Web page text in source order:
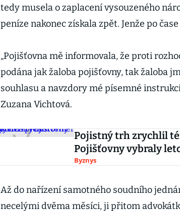
tedy musela o zaplacení vysouzeného
peníze nakonec získala zpět. Jenže po
„Pojišťovna mě informovala, že proti
podána jak žaloba pojišťovny, tak žaloba
souhlasu a navzdory mé písemné
Zuzana Vichtová.
Pojistný trh zrychlil
Pojišťovny vybraly
Byznys
Až do nařízení samotného soudního
necelými dvěma měsíci, ji přitom